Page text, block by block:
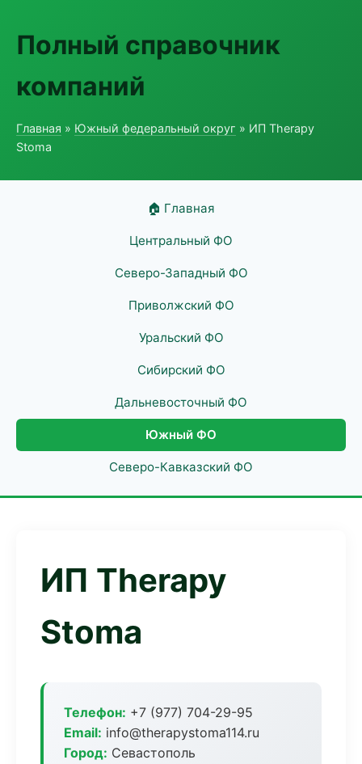
Полный справочник
компаний
Главная » Южный федеральный округ » ИП Therapy
Stoma
🏠 Главная
Центральный ФО
Северо-Западный ФО
Приволжский ФО
Уральский ФО
Сибирский ФО
Дальневосточный ФО
Южный ФО
Северо-Кавказский ФО
ИП Therapy
Stoma
Телефон: +7 (977) 704-29-95
Email: info@therapystoma114.ru
Город: Севастополь